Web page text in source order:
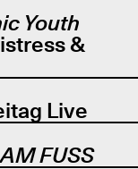
Youth
&
Live
FUSS